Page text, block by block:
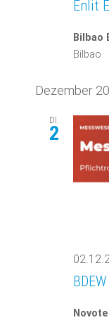
Enlit
Bilbao
Bilbao
Dezember
DI.
2